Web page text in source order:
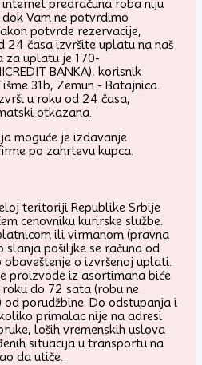
internet predračuna roba niju
Vam ne potvrdimo
potvrde rezervacije,
24 časa izvršite uplatu na naš
za uplatu je 170-
BANKA), korisnik
31b, Zemun - Batajnica.
u roku od 24 časa,
otkazana.
moguće je izdavanje
po zahrtevu kupca.
teritoriji Republike Srbije
cenovniku kurirske službe.
ili virmanom (pravna
slanja pošiljke se računa od
o izvršenoj uplati.
proizvode iz asortimana biće
do 72 sata (robu ne
od porudžbine. Do odstupanja i
primalac nije na adresi
loših vremenskih uslova
situacija u transportu na
da utiče.